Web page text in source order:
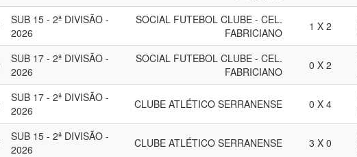
SUB 15 - 2ª DIVISÃO -
2026
SOCIAL FUTEBOL CLUBE - CEL.
FABRICIANO
1 X 2
SUB 17 - 2ª DIVISÃO -
2026
SOCIAL FUTEBOL CLUBE - CEL.
FABRICIANO
0 X 2
SUB 17 - 2ª DIVISÃO -
2026
CLUBE ATLÉTICO SERRANENSE 0 X 4
SUB 15 - 2ª DIVISÃO -
2026
CLUBE ATLÉTICO SERRANENSE 3 X 0